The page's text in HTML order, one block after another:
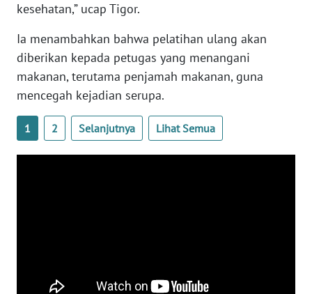
kesehatan,” ucap Tigor.
Ia menambahkan bahwa pelatihan ulang akan
diberikan kepada petugas yang menangani
makanan, terutama penjamah makanan, guna
mencegah kejadian serupa.
1 2 Selanjutnya Lihat Semua
BANTEN
WN
NTT
WN